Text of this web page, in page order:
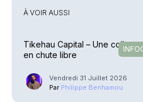
À VOIR AUSSI
Tikehau Capital – Une
en chute libre
Vendredi 31 Juillet 2026
Par Philippe Benhamou